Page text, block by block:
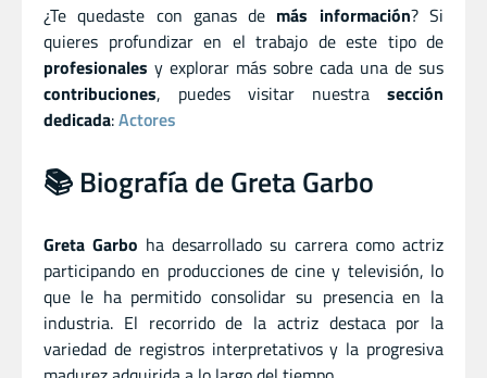
¿Te quedaste con ganas de más información? Si
quieres profundizar en el trabajo de este tipo de
profesionales y explorar más sobre cada una de sus
contribuciones, puedes visitar nuestra sección
dedicada:Actores
📚 Biografía de Greta Garbo
Greta Garbo ha desarrollado su carrera como actriz
participando en producciones de cine y televisión, lo
que le ha permitido consolidar su presencia en la
industria. El recorrido de la actriz destaca por la
variedad de registros interpretativos y la progresiva